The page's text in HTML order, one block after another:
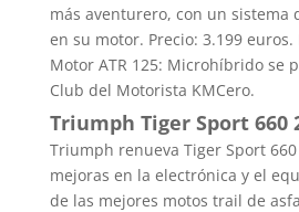
más aventurero, con un sistema
en su motor. Precio: 3.199 euros.
Motor ATR 125: Microhíbrido se
Club del Motorista KMCero.
Triumph Tiger Sport 660
Triumph renueva Tiger Sport
mejoras en la electrónica y el
de las mejores motos trail de